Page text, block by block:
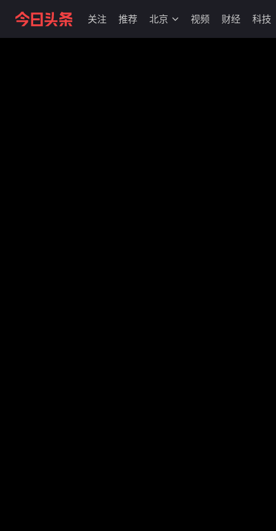
关注 推荐 北京 视频 财经 科技